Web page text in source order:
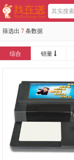
筛选出 7 条数据
综合 销量